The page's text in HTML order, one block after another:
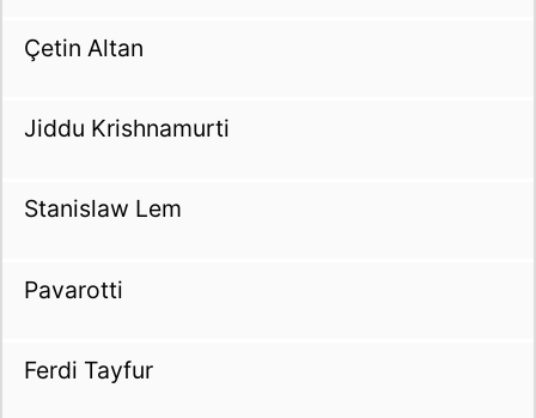
Çetin Altan
Jiddu Krishnamurti
Stanislaw Lem
Pavarotti
Ferdi Tayfur